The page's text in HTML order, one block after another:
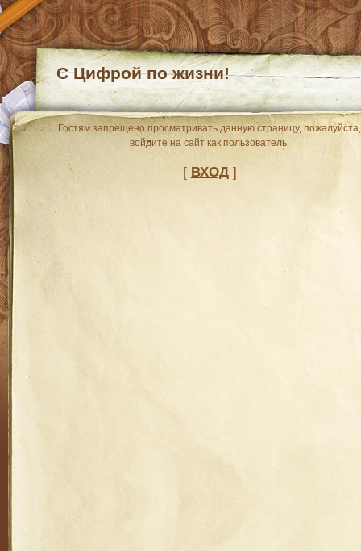
С Цифрой по жизни!
Гостям запрещено просматривать данную страницу, пожалуйста,
войдите на сайт как пользователь.
[ ВХОД]